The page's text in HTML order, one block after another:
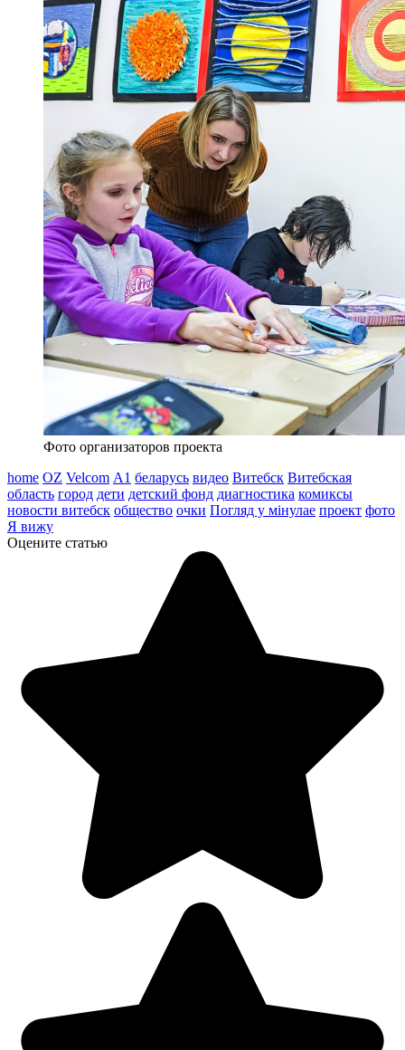
Фото организаторов проекта
home OZ Velcom А1 беларусь видео Витебск Витебская
область город дети детский фонд диагностика комиксы
новости витебск общество очки Погляд у мінулае проект фото
Я вижу
Оцените статью